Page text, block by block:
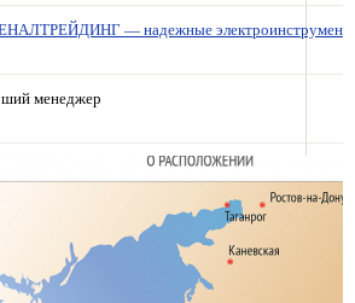
— надежные
менеджер